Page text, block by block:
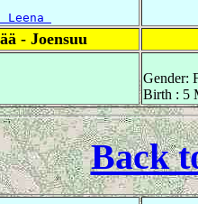
Leena
- Joensuu
Gender:
Birth : 5
Back